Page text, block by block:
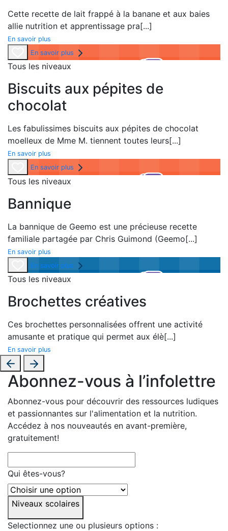
Cette recette de lait frappé à la banane et aux baies
allie nutrition et apprentissage pra[...]
En savoir plus
En savoir plus
Tous les niveaux
Biscuits aux pépites de
chocolat
Les fabulissimes biscuits aux pépites de chocolat
moelleux de Mme M. tiennent toutes leurs[...]
En savoir plus
En savoir plus
Tous les niveaux
Bannique
La bannique de Geemo est une précieuse recette
familiale partagée par Chris Guimond (Geemo[...]
En savoir plus
En savoir plus
Tous les niveaux
Brochettes créatives
Ces brochettes personnalisées offrent une activité
amusante et pratique qui permet aux élè[...]
En savoir plus
Abonnez-vous à l’infolettre
Abonnez-vous pour découvrir des ressources ludiques
et passionnantes sur l'alimentation et la nutrition.
Accédez à nos nouveautés en avant-première,
gratuitement!
Qui êtes-vous?
Niveaux scolaires
Selectionnez une ou plusieurs options :